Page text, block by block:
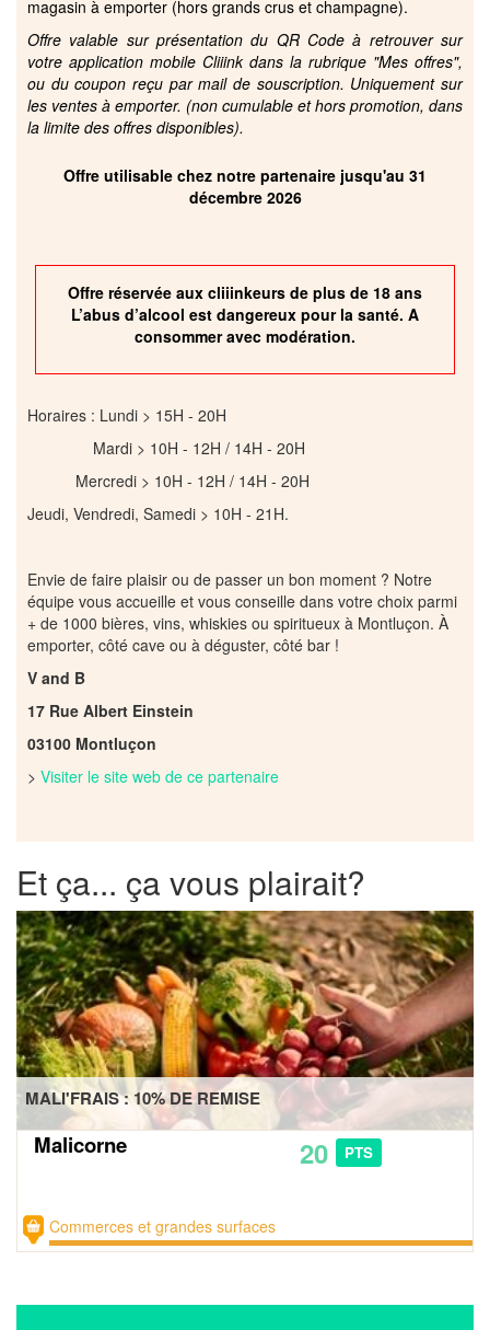
magasin à emporter (hors grands crus et champagne).
Offre valable sur présentation du QR Code à retrouver sur
votre application mobile Cliiink dans la rubrique "Mes offres",
ou du coupon reçu par mail de souscription. Uniquement sur
les ventes à emporter. (non cumulable et hors promotion, dans
la limite des offres disponibles).
Offre utilisable chez notre partenaire jusqu'au 31
décembre 2026
Offre réservée aux cliiinkeurs de plus de 18 ans
L’abus d’alcool est dangereux pour la santé. A
consommer avec modération.
Horaires : Lundi > 15H - 20H
Mardi > 10H - 12H / 14H - 20H
Mercredi > 10H - 12H / 14H - 20H
Jeudi, Vendredi, Samedi > 10H - 21H.
Envie de faire plaisir ou de passer un bon moment ? Notre
équipe vous accueille et vous conseille dans votre choix parmi
+ de 1000 bières, vins, whiskies ou spiritueux à Montluçon. À
emporter, côté cave ou à déguster, côté bar !
V and B
17 Rue Albert Einstein
03100 Montluçon
> Visiter le site web de ce partenaire
Et ça... ça vous plairait?
MALI'FRAIS : 10% DE REMISE
Malicorne 20 PTS
Commerces et grandes surfaces